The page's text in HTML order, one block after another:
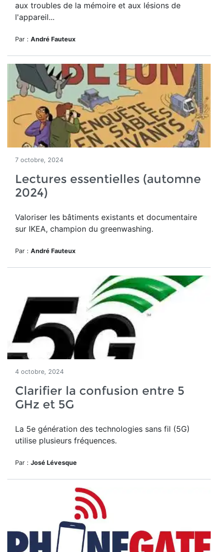
aux troubles de la mémoire et aux lésions de
l'appareil...
Par : André Fauteux
7 octobre, 2024
Lectures essentielles (automne
2024)
Valoriser les bâtiments existants et documentaire
sur IKEA, champion du greenwashing.
Par : André Fauteux
4 octobre, 2024
Clarifier la confusion entre 5
GHz et 5G
La 5e génération des technologies sans fil (5G)
utilise plusieurs fréquences.
Par : José Lévesque